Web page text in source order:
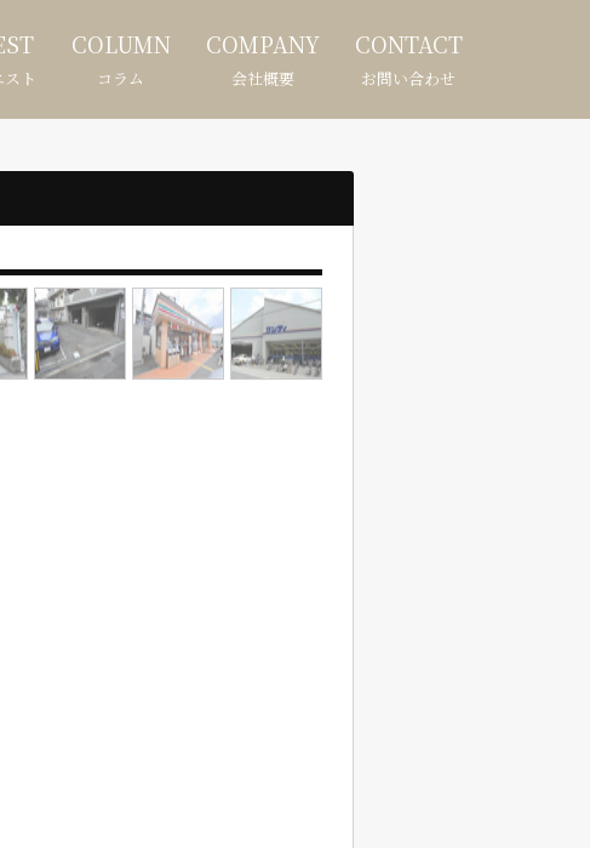
ト
COLUMN
コラム
COMPANY
会社概要
CONTACT
お問い合わせ